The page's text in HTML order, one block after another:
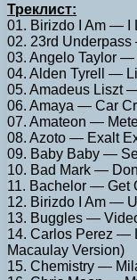
Треклист:
01. Birizdo I Am — I
02. 23rd
03. Angelo Taylor —
04. Alden Tyrell —
05. Amadeus Liszt
06. Amaya — Car
07. Amateon —
08. Azoto — Exalt
09. Baby Baby —
10. Bad Mark —
11. Bachelor — Get
12. Birizdo I Am —
13. Buggles —
14. Carlos Perez —
Macaulay Version)
15. Chemistry —